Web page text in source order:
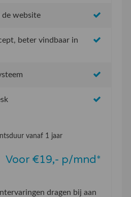
de website
beter vindbaar in
vanaf 1 jaar
Voor €19,- p/mnd*
dragen bij aan